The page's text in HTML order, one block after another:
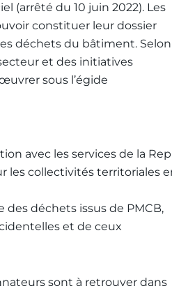
(arrêté du 10 juin 2022). Les
constituer leur dossier
déchets du bâtiment. Selon
et des initiatives
sous l’égide
avec les services de la Rep
les collectivités territoriales
des déchets issus de PMCB,
et de ceux
sont à retrouver dans